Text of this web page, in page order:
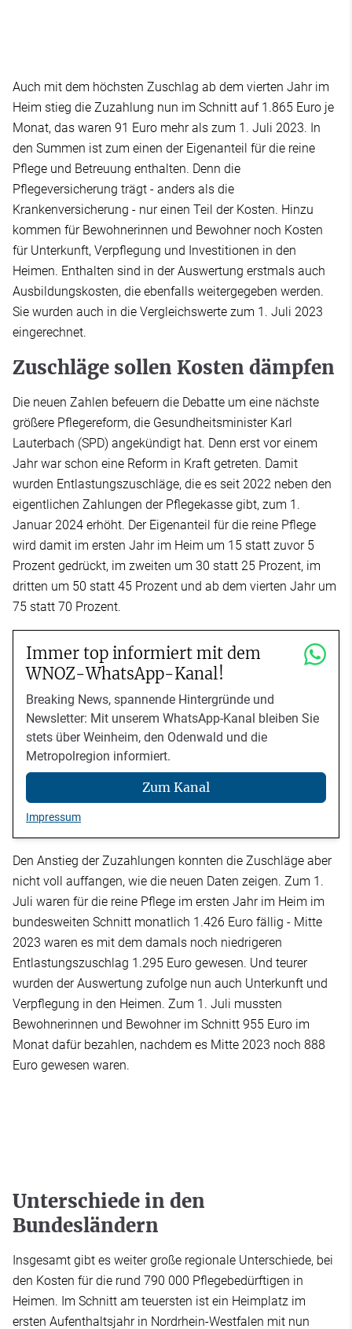
Auch mit dem höchsten Zuschlag ab dem vierten Jahr im
Heim stieg die Zuzahlung nun im Schnitt auf 1.865 Euro je
Monat, das waren 91 Euro mehr als zum 1. Juli 2023. In
den Summen ist zum einen der Eigenanteil für die reine
Pflege und Betreuung enthalten. Denn die
Pflegeversicherung trägt - anders als die
Krankenversicherung - nur einen Teil der Kosten. Hinzu
kommen für Bewohnerinnen und Bewohner noch Kosten
für Unterkunft, Verpflegung und Investitionen in den
Heimen. Enthalten sind in der Auswertung erstmals auch
Ausbildungskosten, die ebenfalls weitergegeben werden.
Sie wurden auch in die Vergleichswerte zum 1. Juli 2023
eingerechnet.
Zuschläge sollen Kosten dämpfen
Die neuen Zahlen befeuern die Debatte um eine nächste
größere Pflegereform, die Gesundheitsminister Karl
Lauterbach (SPD) angekündigt hat. Denn erst vor einem
Jahr war schon eine Reform in Kraft getreten. Damit
wurden Entlastungszuschläge, die es seit 2022 neben den
eigentlichen Zahlungen der Pflegekasse gibt, zum 1.
Januar 2024 erhöht. Der Eigenanteil für die reine Pflege
wird damit im ersten Jahr im Heim um 15 statt zuvor 5
Prozent gedrückt, im zweiten um 30 statt 25 Prozent, im
dritten um 50 statt 45 Prozent und ab dem vierten Jahr um
75 statt 70 Prozent.
Immer top informiert mit dem
WNOZ-WhatsApp-Kanal!
Breaking News, spannende Hintergründe und
Newsletter: Mit unserem WhatsApp-Kanal bleiben Sie
stets über Weinheim, den Odenwald und die
Metropolregion informiert.
Zum Kanal
Impressum
Den Anstieg der Zuzahlungen konnten die Zuschläge aber
nicht voll auffangen, wie die neuen Daten zeigen. Zum 1.
Juli waren für die reine Pflege im ersten Jahr im Heim im
bundesweiten Schnitt monatlich 1.426 Euro fällig - Mitte
2023 waren es mit dem damals noch niedrigeren
Entlastungszuschlag 1.295 Euro gewesen. Und teurer
wurden der Auswertung zufolge nun auch Unterkunft und
Verpflegung in den Heimen. Zum 1. Juli mussten
Bewohnerinnen und Bewohner im Schnitt 955 Euro im
Monat dafür bezahlen, nachdem es Mitte 2023 noch 888
Euro gewesen waren.
Unterschiede in den
Bundesländern
Insgesamt gibt es weiter große regionale Unterschiede, bei
den Kosten für die rund 790 000 Pflegebedürftigen in
Heimen. Im Schnitt am teuersten ist ein Heimplatz im
ersten Aufenthaltsjahr in Nordrhein-Westfalen mit nun